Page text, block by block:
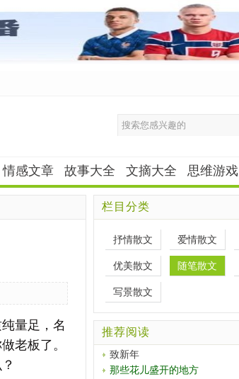
情感文章 故事大全 文摘大全 思维游戏
量足，名
老板了。
栏目分类
抒情散文 爱情散文
优美散文 随笔散文
写景散文
推荐阅读
致新年
那些花儿盛开的地方